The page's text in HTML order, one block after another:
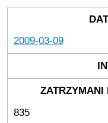
2009-03-09
835